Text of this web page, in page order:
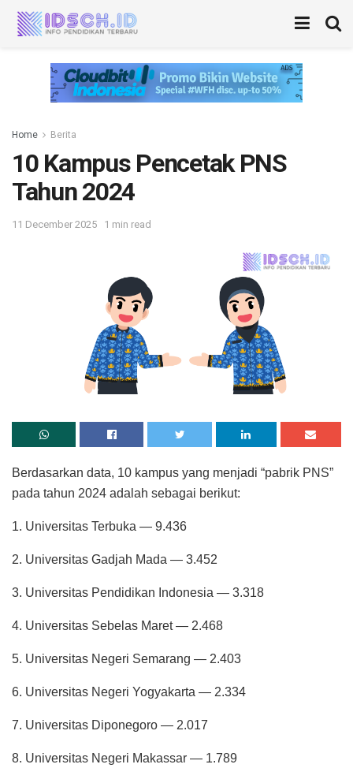
Home Berita
10 Kampus Pencetak PNS
Tahun 2024
11 December 2025 1 min read
Berdasarkan data, 10 kampus yang menjadi “pabrik PNS”
pada tahun 2024 adalah sebagai berikut:
1. Universitas Terbuka — 9.436
2. Universitas Gadjah Mada — 3.452
3. Universitas Pendidikan Indonesia — 3.318
4. Universitas Sebelas Maret — 2.468
5. Universitas Negeri Semarang — 2.403
6. Universitas Negeri Yogyakarta — 2.334
7. Universitas Diponegoro — 2.017
8. Universitas Negeri Makassar — 1.789